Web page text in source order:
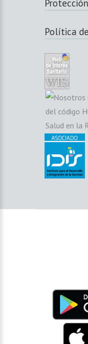
Política